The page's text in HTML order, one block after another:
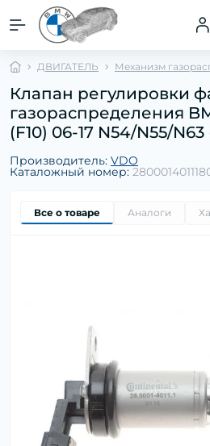
ДВИГАТЕЛЬ Механизм
Клапан регулировки
газораспределения
(F10) 06-17 N54/N55/
Производитель: VDO
Каталожный номер:
Все о товаре Аналоги